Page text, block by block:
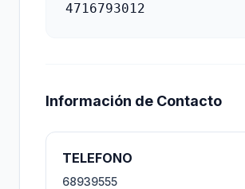
4716793012
Información de Contacto
TELEFONO
68939555